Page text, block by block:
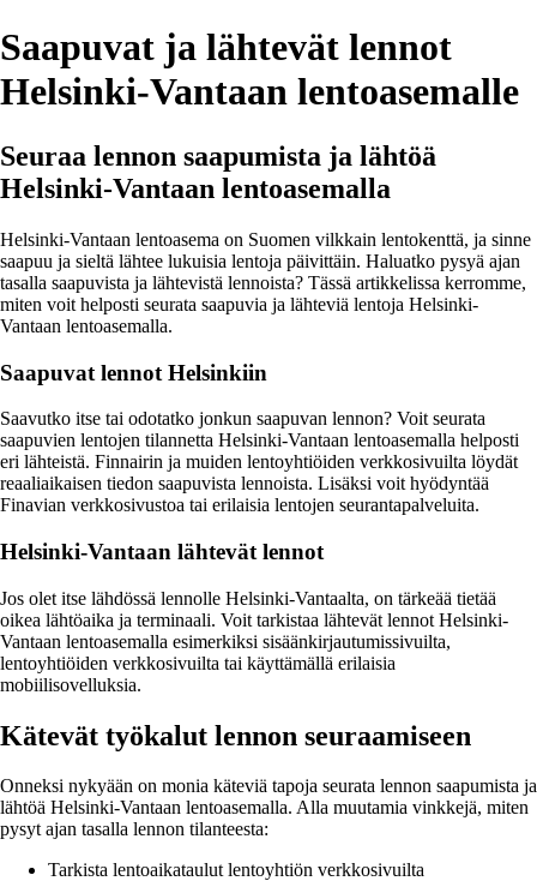
Saapuvat ja lähtevät lennot
Helsinki-Vantaan lentoasemalle
Seuraa lennon saapumista ja lähtöä
Helsinki-Vantaan lentoasemalla
Helsinki-Vantaan lentoasema on Suomen vilkkain lentokenttä, ja sinne
saapuu ja sieltä lähtee lukuisia lentoja päivittäin. Haluatko pysyä ajan
tasalla saapuvista ja lähtevistä lennoista? Tässä artikkelissa kerromme,
miten voit helposti seurata saapuvia ja lähteviä lentoja Helsinki-
Vantaan lentoasemalla.
Saapuvat lennot Helsinkiin
Saavutko itse tai odotatko jonkun saapuvan lennon? Voit seurata
saapuvien lentojen tilannetta Helsinki-Vantaan lentoasemalla helposti
eri lähteistä. Finnairin ja muiden lentoyhtiöiden verkkosivuilta löydät
reaaliaikaisen tiedon saapuvista lennoista. Lisäksi voit hyödyntää
Finavian verkkosivustoa tai erilaisia lentojen seurantapalveluita.
Helsinki-Vantaan lähtevät lennot
Jos olet itse lähdössä lennolle Helsinki-Vantaalta, on tärkeää tietää
oikea lähtöaika ja terminaali. Voit tarkistaa lähtevät lennot Helsinki-
Vantaan lentoasemalla esimerkiksi sisäänkirjautumissivuilta,
lentoyhtiöiden verkkosivuilta tai käyttämällä erilaisia
mobiilisovelluksia.
Kätevät työkalut lennon seuraamiseen
Onneksi nykyään on monia käteviä tapoja seurata lennon saapumista ja
lähtöä Helsinki-Vantaan lentoasemalla. Alla muutamia vinkkejä, miten
pysyt ajan tasalla lennon tilanteesta:
Tarkista lentoaikataulut lentoyhtiön verkkosivuilta